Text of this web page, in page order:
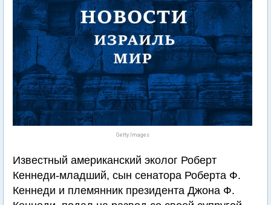
Getty Images
Известный американский эколог Роберт
Кеннеди-младший, сын сенатора Роберта Ф.
Кеннеди и племянник президента Джона Ф.